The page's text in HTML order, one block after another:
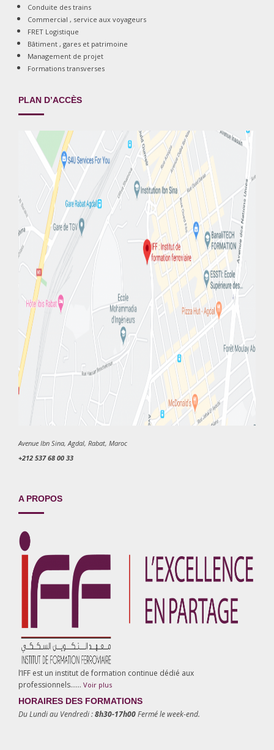
Conduite des trains
Commercial , service aux voyageurs
FRET Logistique
Bâtiment , gares et patrimoine
Management de projet
Formations transverses
PLAN D’ACCÈS
Avenue Ibn Sina, Agdal, Rabat, Maroc
+212 537 68 00 33
A PROPOS
l’IFF est un institut de formation continue dédié aux
professionnels…… Voir plus
HORAIRES DES FORMATIONS
Du Lundi au Vendredi :8h30-17h00Fermé le week-end.